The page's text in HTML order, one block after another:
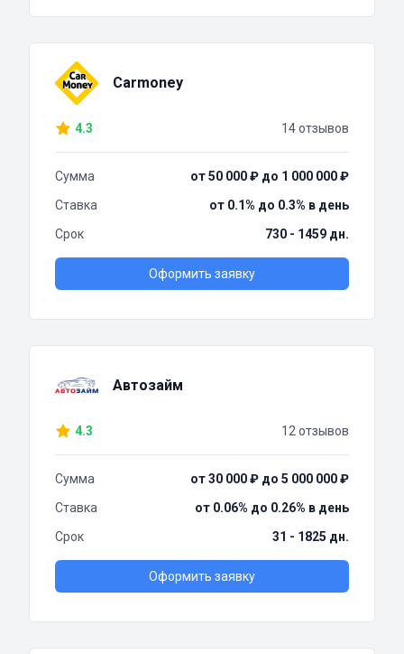
Carmoney
4.3 14 отзывов
Сумма
от 50 000 ₽ до 1 000 000 ₽
Ставка
от 0.1% до 0.3% в день
Срок
730 - 1459 дн.
Оформить заявку
Автозайм
4.3 12 отзывов
Сумма
от 30 000 ₽ до 5 000 000 ₽
Ставка
от 0.06% до 0.26% в день
Срок
31 - 1825 дн.
Оформить заявку